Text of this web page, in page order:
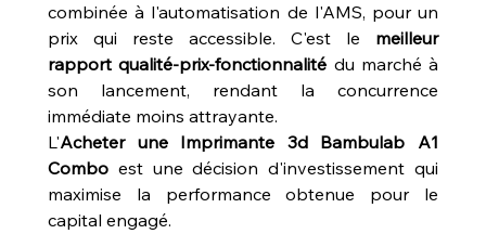
combinée à l'automatisation de l'AMS, pour un
prix qui reste accessible. C'est le meilleur
rapport qualité-prix-fonctionnalité du marché à
son lancement, rendant la concurrence
immédiate moins attrayante.
L'Acheter une Imprimante 3d Bambulab A1
Combo est une décision d'investissement qui
maximise la performance obtenue pour le
capital engagé.